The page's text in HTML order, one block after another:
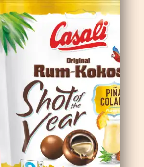
Čokoladne Banane Double Choc